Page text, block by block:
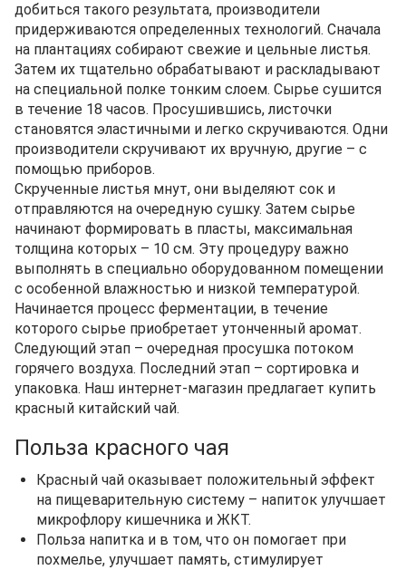
добиться такого результата, производители
придерживаются определенных технологий. Сначала
на плантациях собирают свежие и цельные листья.
Затем их тщательно обрабатывают и раскладывают
на специальной полке тонким слоем. Сырье сушится
в течение 18 часов. Просушившись, листочки
становятся эластичными и легко скручиваются. Одни
производители скручивают их вручную, другие – с
помощью приборов.
Скрученные листья мнут, они выделяют сок и
отправляются на очередную сушку. Затем сырье
начинают формировать в пласты, максимальная
толщина которых – 10 см. Эту процедуру важно
выполнять в специально оборудованном помещении
с особенной влажностью и низкой температурой.
Начинается процесс ферментации, в течение
которого сырье приобретает утонченный аромат.
Следующий этап – очередная просушка потоком
горячего воздуха. Последний этап – сортировка и
упаковка. Наш интернет-магазин предлагает купить
красный китайский чай.
Польза красного чая
Красный чай оказывает положительный эффект
на пищеварительную систему – напиток улучшает
микрофлору кишечника и ЖКТ.
Польза напитка и в том, что он помогает при
похмелье, улучшает память, стимулирует